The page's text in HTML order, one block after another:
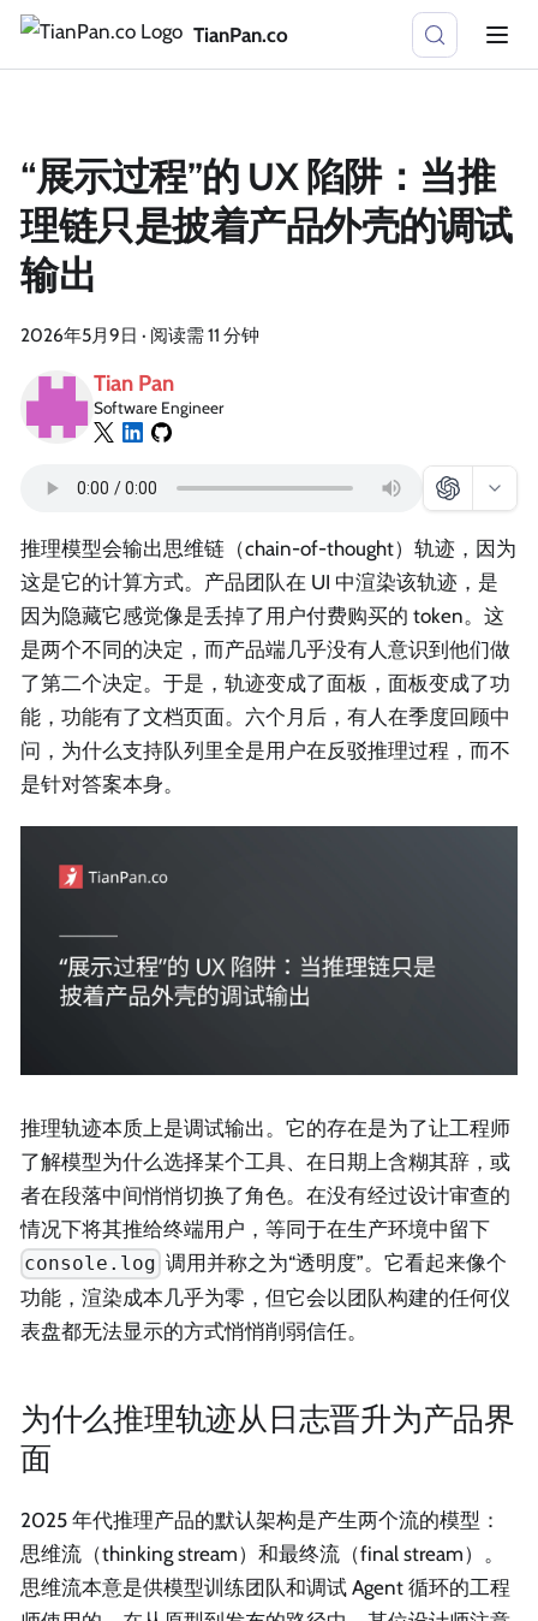
TianPan.co
“展示过程”的 UX 陷阱：当推
理链只是披着产品外壳的调试
输出
2026年5月9日 · 阅读需 11 分钟
Tian Pan
Software Engineer
推理模型会输出思维链（chain-of-thought）轨迹，因为
这是它的计算方式。产品团队在 UI 中渲染该轨迹，是
因为隐藏它感觉像是丢掉了用户付费购买的 token。这
是两个不同的决定，而产品端几乎没有人意识到他们做
了第二个决定。于是，轨迹变成了面板，面板变成了功
能，功能有了文档页面。六个月后，有人在季度回顾中
问，为什么支持队列里全是用户在反驳推理过程，而不
是针对答案本身。
推理轨迹本质上是调试输出。它的存在是为了让工程师
了解模型为什么选择某个工具、在日期上含糊其辞，或
者在段落中间悄悄切换了角色。在没有经过设计审查的
情况下将其推给终端用户，等同于在生产环境中留下
console.log 调用并称之为“透明度”。它看起来像个
功能，渲染成本几乎为零，但它会以团队构建的任何仪
表盘都无法显示的方式悄悄削弱信任。
为什么推理轨迹从日志晋升为产品界
面
2025 年代推理产品的默认架构是产生两个流的模型：
思维流（thinking stream）和最终流（final stream）。
思维流本意是供模型训练团队和调试 Agent 循环的工程